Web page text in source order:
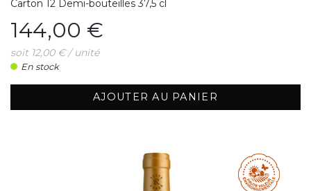
Carton 12 Demi-bouteilles 37,5 cl
Prix
144,00 €
soit 12,00 € / unité
En stock
AJOUTER AU PANIER